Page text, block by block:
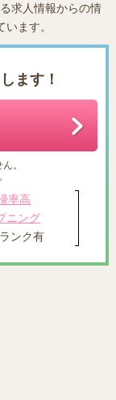
求人情報からの情
ます。
ます！
。
率高
ニング
ンク有